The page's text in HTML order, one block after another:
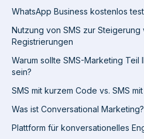
WhatsApp Business kostenlos
Nutzung von SMS zur
Registrierungen
Warum sollte SMS-Marketing Teil
sein?
SMS mit kurzem Code vs. SMS
Was ist Conversational Marketing?
Plattform für konversationelles